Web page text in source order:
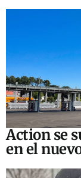
Action se
en el